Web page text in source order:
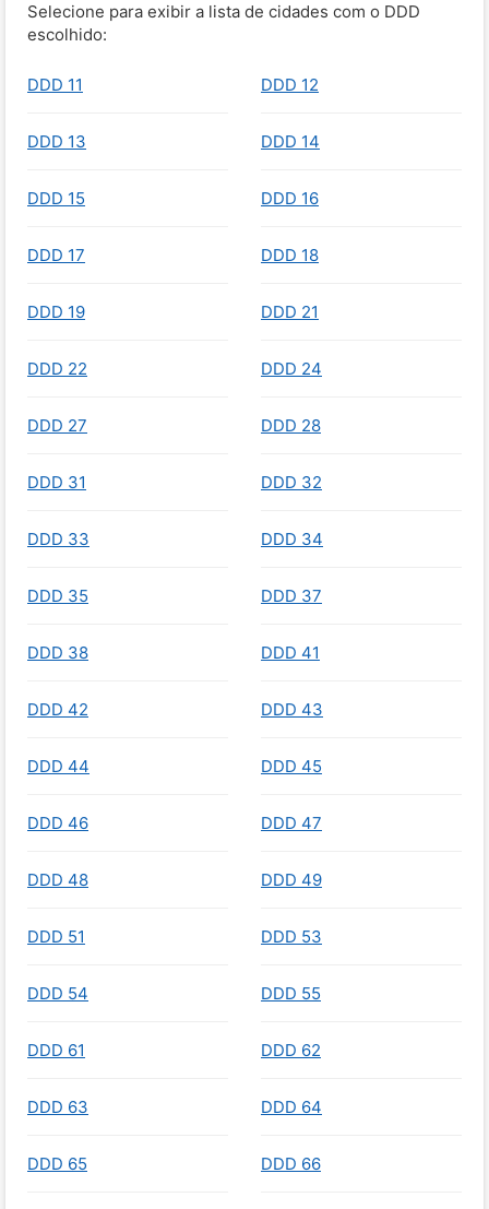
Selecione para exibir a lista de cidades com o DDD
escolhido:
DDD 11 DDD 12
DDD 13 DDD 14
DDD 15 DDD 16
DDD 17 DDD 18
DDD 19 DDD 21
DDD 22 DDD 24
DDD 27 DDD 28
DDD 31 DDD 32
DDD 33 DDD 34
DDD 35 DDD 37
DDD 38 DDD 41
DDD 42 DDD 43
DDD 44 DDD 45
DDD 46 DDD 47
DDD 48 DDD 49
DDD 51 DDD 53
DDD 54 DDD 55
DDD 61 DDD 62
DDD 63 DDD 64
DDD 65 DDD 66